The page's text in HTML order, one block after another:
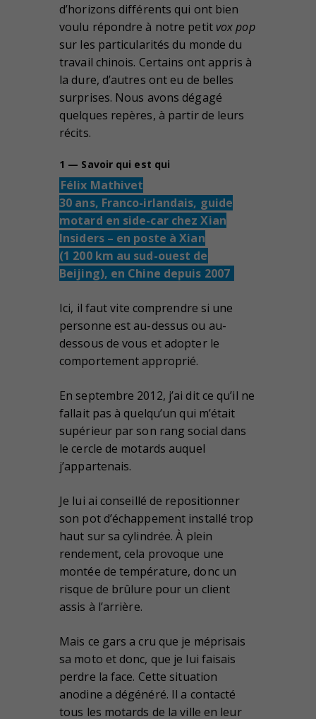
d’horizons différents qui ont bien
voulu répondre à notre petit vox pop
sur les particularités du monde du
travail chinois. Certains ont appris à
la dure, d’autres ont eu de belles
surprises. Nous avons dégagé
quelques repères, à partir de leurs
récits.
1 — Savoir qui est qui
Félix Mathivet
30 ans, Franco-irlandais, guide
motard en side-car chez Xian
Insiders – en poste à Xian
(1 200 km au sud-ouest de
Beijing), en Chine depuis 2007
Ici, il faut vite comprendre si une
personne est au-dessus ou au-
dessous de vous et adopter le
comportement approprié.
En septembre 2012, j’ai dit ce qu’il ne
fallait pas à quelqu’un qui m’était
supérieur par son rang social dans
le cercle de motards auquel
j’appartenais.
Je lui ai conseillé de repositionner
son pot d’échappement installé trop
haut sur sa cylindrée. À plein
rendement, cela provoque une
montée de température, donc un
risque de brûlure pour un client
assis à l’arrière.
Mais ce gars a cru que je méprisais
sa moto et donc, que je lui faisais
perdre la face. Cette situation
anodine a dégénéré. Il a contacté
tous les motards de la ville en leur